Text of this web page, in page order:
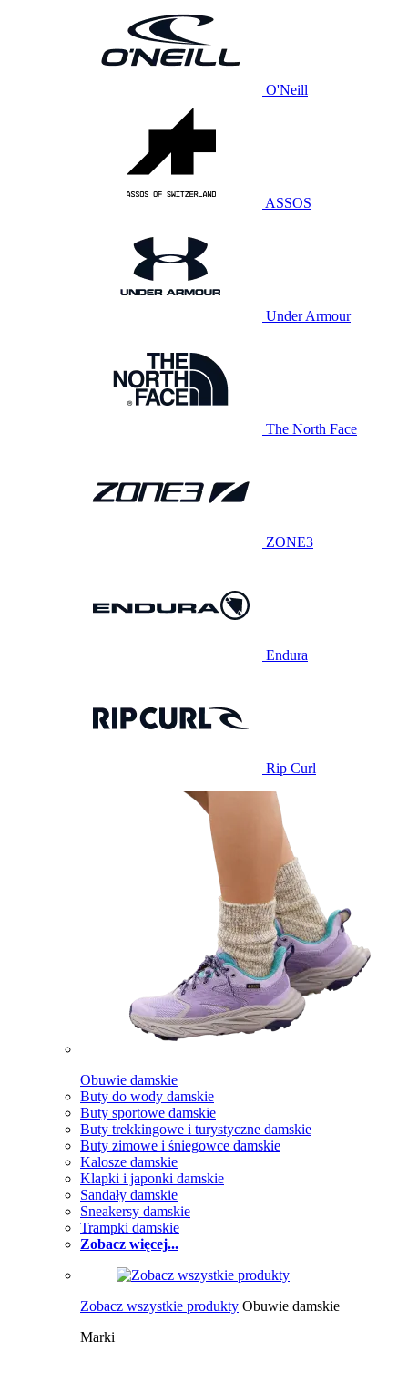
O'Neill
ASSOS
Under Armour
The North Face
ZONE3
Endura
Rip Curl
Obuwie damskie
Buty do wody damskie
Buty sportowe damskie
Buty trekkingowe i turystyczne damskie
Buty zimowe i śniegowce damskie
Kalosze damskie
Klapki i japonki damskie
Sandały damskie
Sneakersy damskie
Trampki damskie
Zobacz więcej...
Zobacz wszystkie produkty Obuwie damskie
Marki